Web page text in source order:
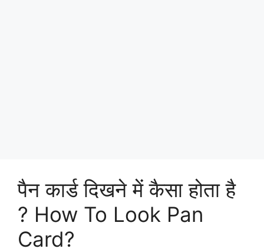
पैन कार्ड दिखने में कैसा होता है
? How To Look Pan
Card?